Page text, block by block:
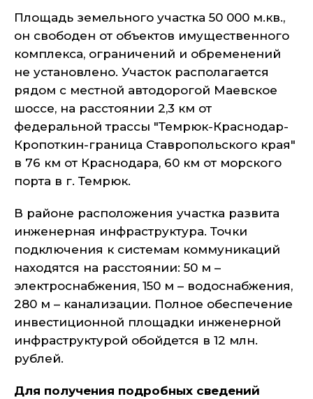
Площадь земельного участка 50 000 м.кв.,
он свободен от объектов имущественного
комплекса, ограничений и обременений
не установлено. Участок располагается
рядом с местной автодорогой Маевское
шоссе, на расстоянии 2,3 км от
федеральной трассы "Темрюк-Краснодар-
Кропоткин-граница Ставропольского края"
в 76 км от Краснодара, 60 км от морского
порта в г. Темрюк.
В районе расположения участка развита
инженерная инфраструктура. Точки
подключения к системам коммуникаций
находятся на расстоянии: 50 м –
электроснабжения, 150 м – водоснабжения,
280 м – канализации. Полное обеспечение
инвестиционной площадки инженерной
инфраструктурой обойдется в 12 млн.
рублей.
Для получения подробных сведений